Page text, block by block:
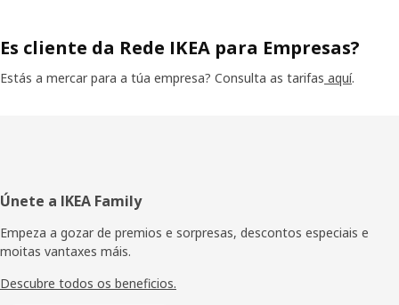
Es cliente da Rede IKEA para Empresas?
Estás a mercar para a túa empresa? Consulta as tarifas aquí.
Pé
de
páxina
Únete a IKEA Family
Empeza a gozar de premios e sorpresas, descontos especiais e
moitas vantaxes máis.
Descubre todos os beneficios.